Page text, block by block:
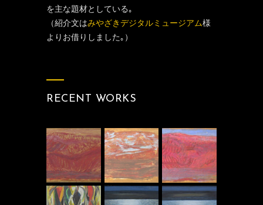
を主な題材としている｡
（紹介文はみやざきデジタルミュージアム様
よりお借りしました｡）
RECENT WORKS